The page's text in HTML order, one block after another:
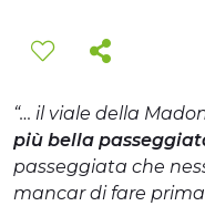
ACCOGLIENZA
“… il viale della
più bella
passeggiata che
mancar di fare